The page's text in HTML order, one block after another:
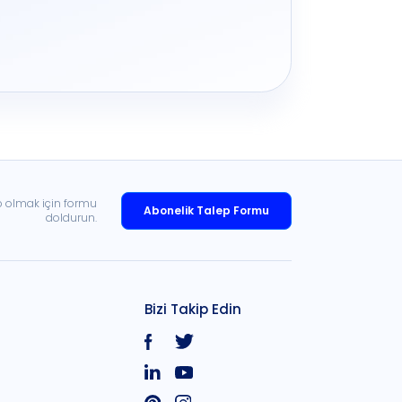
olmak için formu
doldurun.
Abonelik Talep Formu
Bizi Takip Edin